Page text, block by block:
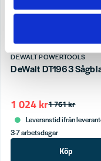
DEWALT POWERTOOLS
DeWalt DT1963
1 761 kr
1 024 kr
Leveranstid ifrån
3-7 arbetsdagar
Köp